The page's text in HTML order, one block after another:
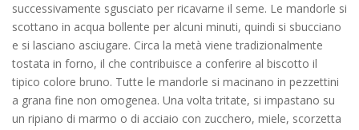
successivamente sgusciato per ricavarne il seme. Le mandorle si
scottano in acqua bollente per alcuni minuti, quindi si sbucciano
e si lasciano asciugare. Circa la metà viene tradizionalmente
tostata in forno, il che contribuisce a conferire al biscotto il
tipico colore bruno. Tutte le mandorle si macinano in pezzettini
a grana fine non omogenea. Una volta tritate, si impastano su
un ripiano di marmo o di acciaio con zucchero, miele, scorzetta